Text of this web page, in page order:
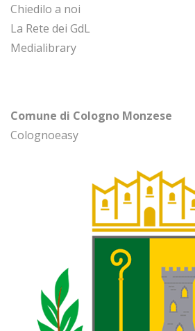
Chiedilo a noi
La Rete dei GdL
Medialibrary
Comune di Cologno Monzese
Colognoeasy